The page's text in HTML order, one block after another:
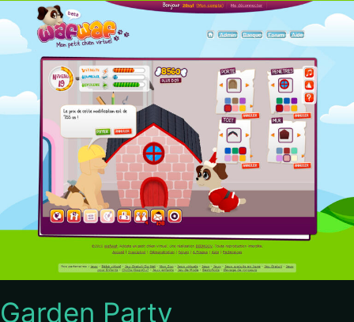
Garden Party